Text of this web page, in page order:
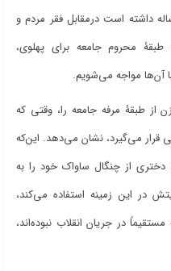
دادن هزینه‌هایی که جشن 2500 ساله داشته است درمقابل فقر مردم و
محروم جامعه برای پهلوی،
آنها مواجه میشویم.
از طبقۀ مرفه جامعه را، وقتی که
قرار می‌گیرد، نشان می‌دهد. این‌که
از چنگال ساواک خود را به
در این زمینه استفاده میکند،
در جریان انقلاب نبودهاند،